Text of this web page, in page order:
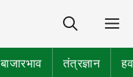
बाजारभाव तंत्रज्ञान